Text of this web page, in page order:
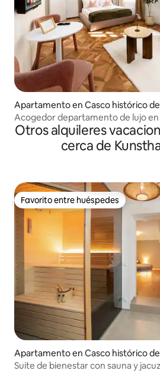
Apartamento en Casco histórico
Acogedor departamento de lujo en
Otros alquileres
cerca de
Favorito entre huéspedes
Favorito entre huéspedes
Apartamento en Casco histórico
Suite de bienestar con sauna y